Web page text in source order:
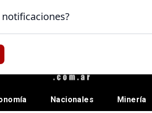
Nacionales Minería